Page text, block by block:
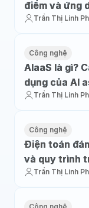
điểm và ứng
Trần Thị Linh
Công nghệ
AIaaS là gì?
dụng của AI
Trần Thị Linh
Công nghệ
Điện toán
và quy trình
Trần Thị Linh